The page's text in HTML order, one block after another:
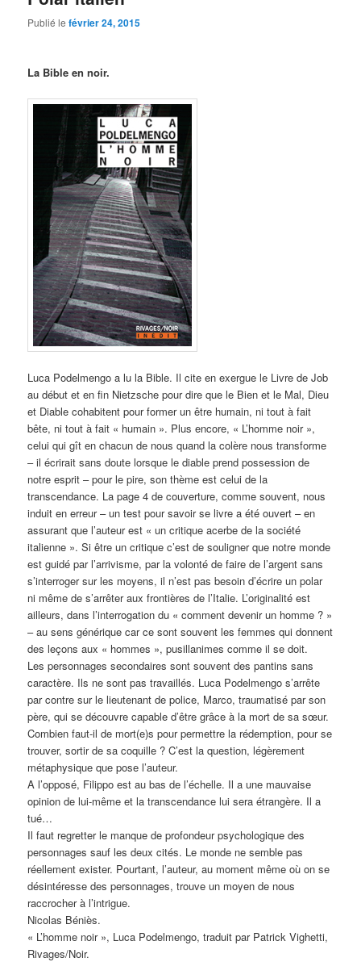
Publié lefévrier 24, 2015
La Bible en noir.
Luca Podelmengo a lu la Bible. Il cite en exergue le Livre de Job
au début et en fin Nietzsche pour dire que le Bien et le Mal, Dieu
et Diable cohabitent pour former un être humain, ni tout à fait
bête, ni tout à fait « humain ». Plus encore, « L’homme noir »,
celui qui gît en chacun de nous quand la colère nous transforme
– il écrirait sans doute lorsque le diable prend possession de
notre esprit – pour le pire, son thème est celui de la
transcendance. La page 4 de couverture, comme souvent, nous
induit en erreur – un test pour savoir se livre a été ouvert – en
assurant que l’auteur est « un critique acerbe de la société
italienne ». Si être un critique c’est de souligner que notre monde
est guidé par l’arrivisme, par la volonté de faire de l’argent sans
s’interroger sur les moyens, il n’est pas besoin d’écrire un polar
ni même de s’arrêter aux frontières de l’Italie. L’originalité est
ailleurs, dans l’interrogation du « comment devenir un homme ? »
– au sens générique car ce sont souvent les femmes qui donnent
des leçons aux « hommes », pusillanimes comme il se doit.
Les personnages secondaires sont souvent des pantins sans
caractère. Ils ne sont pas travaillés. Luca Podelmengo s’arrête
par contre sur le lieutenant de police, Marco, traumatisé par son
père, qui se découvre capable d’être grâce à la mort de sa sœur.
Combien faut-il de mort(e)s pour permettre la rédemption, pour se
trouver, sortir de sa coquille ? C’est la question, légèrement
métaphysique que pose l’auteur.
A l’opposé, Filippo est au bas de l’échelle. Il a une mauvaise
opinion de lui-même et la transcendance lui sera étrangère. Il a
tué…
Il faut regretter le manque de profondeur psychologique des
personnages sauf les deux cités. Le monde ne semble pas
réellement exister. Pourtant, l’auteur, au moment même où on se
désintéresse des personnages, trouve un moyen de nous
raccrocher à l’intrigue.
Nicolas Béniès.
« L’homme noir », Luca Podelmengo, traduit par Patrick Vighetti,
Rivages/Noir.